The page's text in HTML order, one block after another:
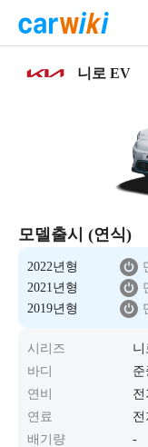
니로 EV
모델출시 (연식)
2022년형
2021년형
2019년형
시리즈
니
바디
연비
전
연료
전
배기량
-